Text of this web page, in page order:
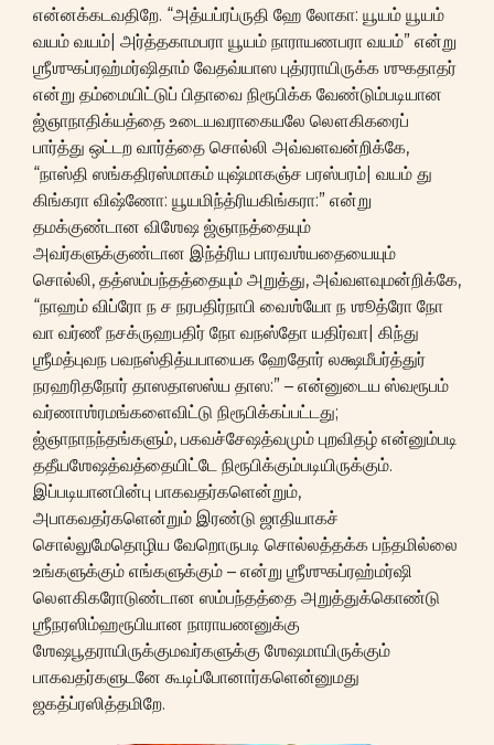
என்னக்கடவதிறே. “அத்யப்ரப்ருதி ஹே லோகா: யூயம் யூயம்
வயம் வயம்| அர்த்தகாமபரா யூயம் நாராயணபரா வயம்” என்று
ஶ்ரீஶுகப்ரஹ்மர்ஷிதாம் வேதவ்யாஸ புத்ரராயிருக்க ஶுகதாதர்
என்று தம்மையிட்டுப் பிதாவை நிரூபிக்க வேண்டும்படியான
ஜ்ஞாநாதிக்யத்தை உடையவராகையலே லௌகிகரைப்
பார்த்து ஒட்டற வார்த்தை சொல்லி அவ்வளவன்றிக்கே,
“நாஸ்தி ஸங்கதிரஸ்மாகம் யுஷ்மாகஞ்ச பரஸ்பரம்| வயம் து
கிங்கரா விஷ்ணோ: யூயமிந்த்ரியகிங்கரா:” என்று
தமக்குண்டான விஶேஷ ஜ்ஞாநத்தையும்
அவர்களுக்குண்டான இந்த்ரிய பாரவஶ்யதையையும்
சொல்லி, தத்ஸம்பந்தத்தையும் அறுத்து, அவ்வளவுமன்றிக்கே,
“நாஹம் விப்ரோ ந ச நரபதிர்நாபி வைஶ்யோ ந ஶூத்ரோ நோ
வா வர்ணீ நசக்ருஹபதிர் நோ வநஸ்தோ யதிர்வா| கிந்து
ஶ்ரீமத்புவந பவநஸ்தித்யபாயைக ஹேதோர் லக்ஷமீபர்த்துர்
நரஹரிதநோர் தாஸதாஸஸ்ய தாஸ:” – என்னுடைய ஸ்வரூபம்
வர்ணாஶ்ரமங்களைவிட்டு நிரூபிக்கப்பட்டது;
ஜ்ஞாநாநந்தங்களும், பகவச்சேஷத்வமும் புறவிதழ் என்னும்படி
ததீயஶேஷத்வத்தையிட்டே நிரூபிக்கும்படியிருக்கும்.
இப்படியானபின்பு பாகவதர்களென்றும்,
அபாகவதர்களென்றும் இரண்டு ஜாதியாகச்
சொல்லுமேதொழிய வேறொருபடி சொல்லத்தக்க பந்தமில்லை
உங்களுக்கும் எங்களுக்கும் – என்று ஶ்ரீஶுகப்ரஹ்மர்ஷி
லௌகிகரோடுண்டான ஸம்பந்தத்தை அறுத்துக்கொண்டு
ஶ்ரீநரஸிம்ஹரூபியான நாராயணனுக்கு
ஶேஷபூதராயிருக்குமவர்களுக்கு ஶேஷமாயிருக்கும்
பாகவதர்களுடனே கூடிப்போனார்களென்னுமது
ஜகத்ப்ரஸித்தமிறே.